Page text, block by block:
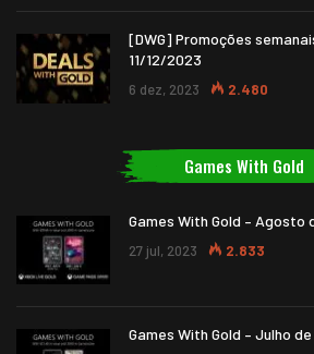
[DWG] Promoções
11/12/2023
6 dez, 2023 2.480
Games With Gold
Games With Gold – Agosto
27 jul, 2023 2.833
Games With Gold – Julho